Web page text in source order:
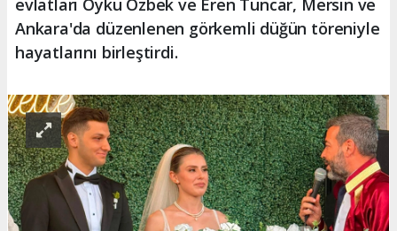
evlatları Öykü Özbek ve Eren Tüncar, Mersin ve
Ankara'da düzenlenen görkemli düğün töreniyle
hayatlarını birleştirdi.